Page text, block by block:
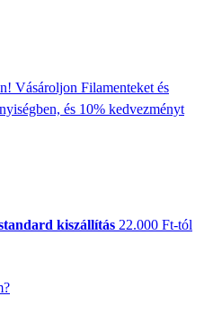
Vásároljon Filamenteket és
és 10% kedvezményt
kiszállítás 22.000 Ft-tól